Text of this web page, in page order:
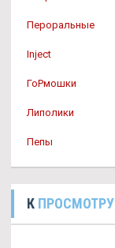
Пероральные
Inject
ГоРмошки
Липолики
Пепы
К ПРОСМОТРУ